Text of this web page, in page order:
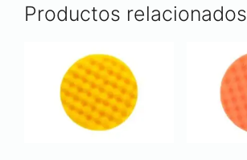
Productos relacionados